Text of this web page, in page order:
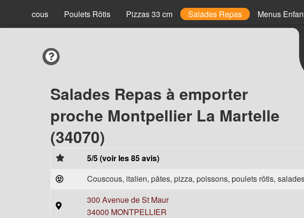
Couscous Poulets Rôtis Pizzas 33 cm Salades Repas Menus
Salades Repas à emporter
proche Montpellier La Martelle
(34070)
5/5 (voir les 85 avis)
Couscous, italien, pâtes, pizza, poissons, poulets rôtis,
300 Avenue de St Maur
34000 MONTPELLIER